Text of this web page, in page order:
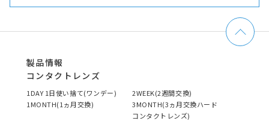
製品情報
コンタクトレンズ
1DAY 1日使い捨て(ワンデー)
2WEEK(2週間交換)
1MONTH(1ヵ月交換)
3MONTH(3ヵ月交換ハード
コンタクトレンズ)